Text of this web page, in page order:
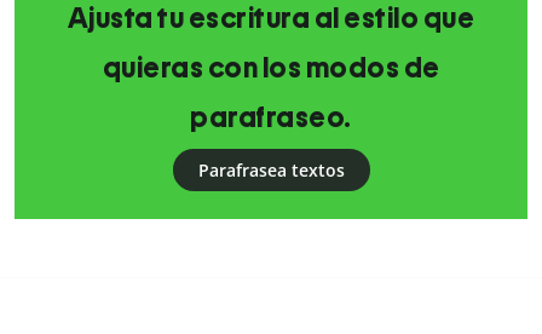
Ajusta tu escritura al estilo que
quieras con los modos de
parafraseo.
Parafrasea textos